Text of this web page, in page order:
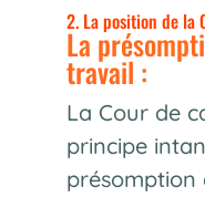
2. La position de la
La
travail :
La Cour de
principe